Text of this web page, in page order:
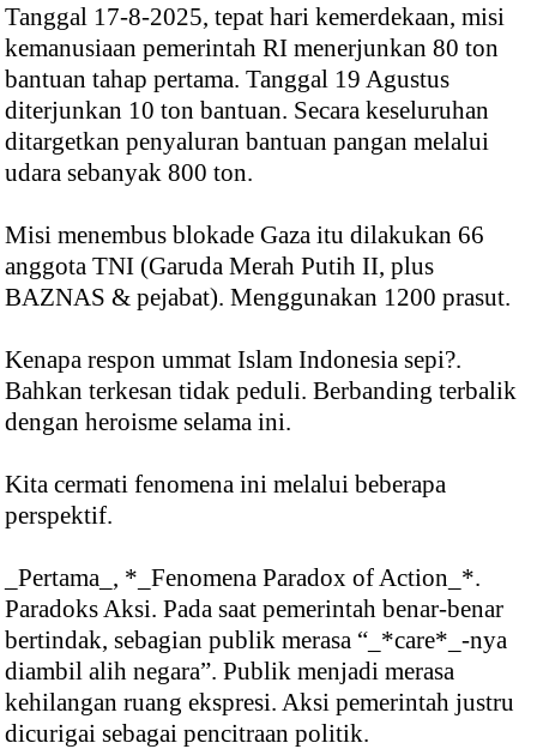
Tanggal 17-8-2025, tepat hari kemerdekaan, misi
kemanusiaan pemerintah RI menerjunkan 80 ton
bantuan tahap pertama. Tanggal 19 Agustus
diterjunkan 10 ton bantuan. Secara keseluruhan
ditargetkan penyaluran bantuan pangan melalui
udara sebanyak 800 ton.
Misi menembus blokade Gaza itu dilakukan 66
anggota TNI (Garuda Merah Putih II, plus
BAZNAS & pejabat). Menggunakan 1200 prasut.
Kenapa respon ummat Islam Indonesia sepi?.
Bahkan terkesan tidak peduli. Berbanding terbalik
dengan heroisme selama ini.
Kita cermati fenomena ini melalui beberapa
perspektif.
_Pertama_, *_Fenomena Paradox of Action_*.
Paradoks Aksi. Pada saat pemerintah benar-benar
bertindak, sebagian publik merasa “_*care*_-nya
diambil alih negara”. Publik menjadi merasa
kehilangan ruang ekspresi. Aksi pemerintah justru
dicurigai sebagai pencitraan politik.